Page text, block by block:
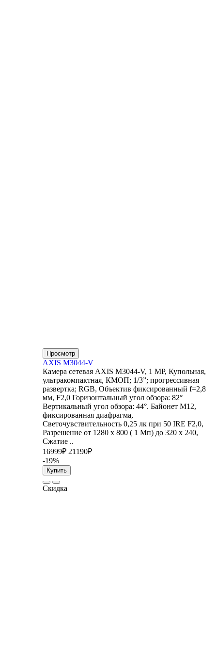
Просмотр
AXIS M3044-V
Камера сетевая AXIS M3044-V, 1 MP, Купольная,
ультракомпактная, КМОП; 1/3”; прогрессивная
развертка; RGB, Объектив фиксированный f=2,8
мм, F2,0 Горизонтальный угол обзора: 82°
Вертикальный угол обзора: 44°. Байонет М12,
фиксированная диафрагма,
Светочувствительность 0,25 лк при 50 IRE F2,0,
Разрешение от 1280 x 800 ( 1 Мп) до 320 x 240,
Сжатие ..
16999₽ 21190₽
-19%
Купить
Скидка